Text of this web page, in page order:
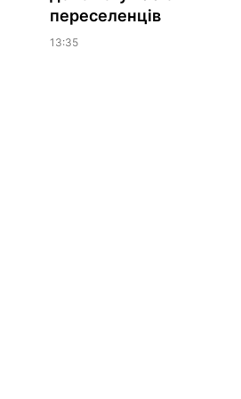
переселенців
13:35